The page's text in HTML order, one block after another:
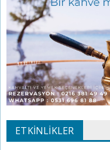
ETKINLIKLER